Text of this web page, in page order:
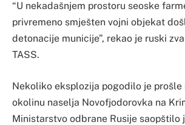
“U nekadašnjem prostoru seoske
privremeno smješten vojni objekat
detonacije municije”, rekao je ruski
TASS.
Nekoliko eksplozija pogodilo je prošle
okolinu naselja Novofjodorovka na
Ministarstvo odbrane Rusije saopštilo